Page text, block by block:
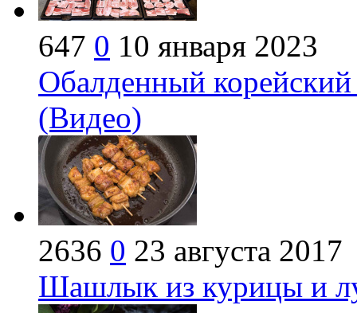
647 0 10 января 2023
Обалденный
(Видео)
2636 0 23 августа 2017
Шашлык из курицы и